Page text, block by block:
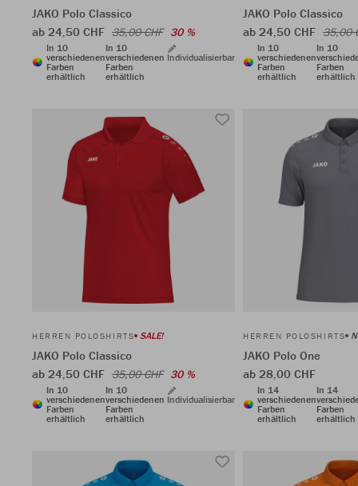
JAKO Polo Classico
ab 24,50 CHF 35,00 CHF 30 %
In 10
verschiedenen
Farben
erhältlich
In 10
verschiedenen
Farben
erhältlich
Individualisierbar
JAKO Polo Classico
ab 24,50 CHF 35,00
In 10
verschiedenen
Farben
erhältlich
In 10
Farben
erhältlich
HERREN POLOSHIRTS SALE!
JAKO Polo Classico
ab 24,50 CHF 35,00 CHF 30 %
In 10
verschiedenen
Farben
erhältlich
In 10
verschiedenen
Farben
erhältlich
Individualisierbar
HERREN POLOSHIRTS
JAKO Polo One
ab 28,00 CHF
In 14
verschiedenen
Farben
erhältlich
In 14
Farben
erhältlich